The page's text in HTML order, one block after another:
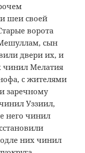
шеи своей
ворота
сын
двери их, и
чинил Мелатия
с жителями
заречному
Уззиил,
него чинил
них чинил